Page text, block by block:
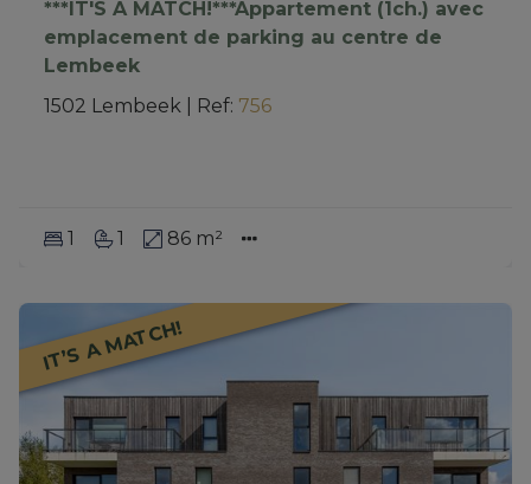
***IT'S A MATCH!***Appartement (1ch.) avec
emplacement de parking au centre de
Lembeek
1502 Lembeek
Ref: 756
1 1 86 m²
IT’S A MATCH!